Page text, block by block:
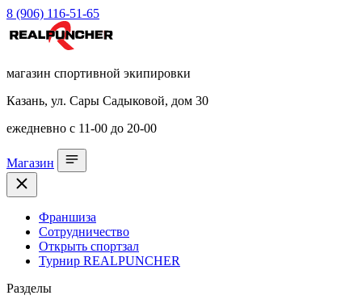
8 (906) 116-51-65
магазин спортивной экипировки
Казань, ул. Сары Садыковой, дом 30
ежедневно с 11-00 до 20-00
Магазин
Франшиза
Сотрудничество
Открыть спортзал
Турнир REALPUNCHER
Разделы